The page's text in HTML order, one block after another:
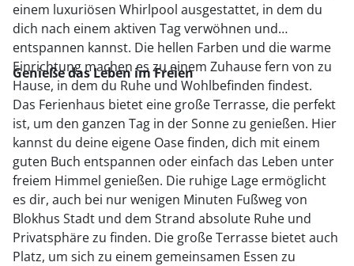
einem luxuriösen Whirlpool ausgestattet, in dem du
dich nach einem aktiven Tag verwöhnen und
entspannen kannst. Die hellen Farben und die warme
Einrichtung machen es zu einem Zuhause fern von zu
Hause, in dem du Ruhe und Wohlbefinden findest.
Genieße das Leben im Freien
Das Ferienhaus bietet eine große Terrasse, die perfekt
ist, um den ganzen Tag in der Sonne zu genießen. Hier
kannst du deine eigene Oase finden, dich mit einem
guten Buch entspannen oder einfach das Leben unter
freiem Himmel genießen. Die ruhige Lage ermöglicht
es dir, auch bei nur wenigen Minuten Fußweg von
Blokhus Stadt und dem Strand absolute Ruhe und
Privatsphäre zu finden. Die große Terrasse bietet auch
Platz, um sich zu einem gemeinsamen Essen zu